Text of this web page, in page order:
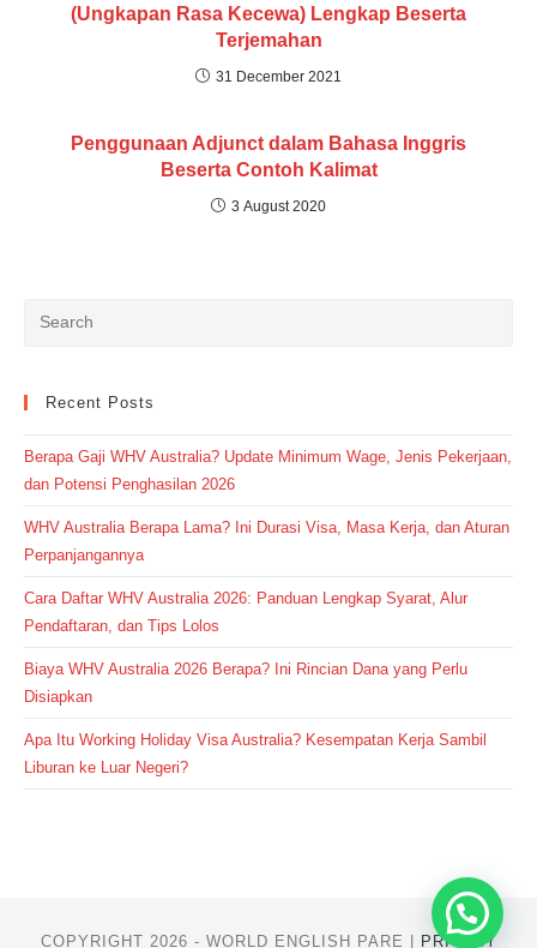
(Ungkapan Rasa Kecewa) Lengkap Beserta
Terjemahan
31 December 2021
Penggunaan Adjunct dalam Bahasa Inggris
Beserta Contoh Kalimat
3 August 2020
Recent Posts
Berapa Gaji WHV Australia? Update Minimum Wage, Jenis Pekerjaan,
dan Potensi Penghasilan 2026
WHV Australia Berapa Lama? Ini Durasi Visa, Masa Kerja, dan Aturan
Perpanjangannya
Cara Daftar WHV Australia 2026: Panduan Lengkap Syarat, Alur
Pendaftaran, dan Tips Lolos
Biaya WHV Australia 2026 Berapa? Ini Rincian Dana yang Perlu
Disiapkan
Apa Itu Working Holiday Visa Australia? Kesempatan Kerja Sambil
Liburan ke Luar Negeri?
COPYRIGHT 2026 - WORLD ENGLISH PARE | PRIVACY